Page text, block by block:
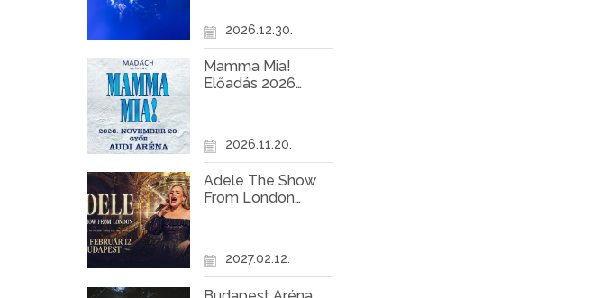
2026.12.30.
Mamma Mia!
Előadás 2026
2026.11.20.
Adele The Show
From London
2027.02.12.